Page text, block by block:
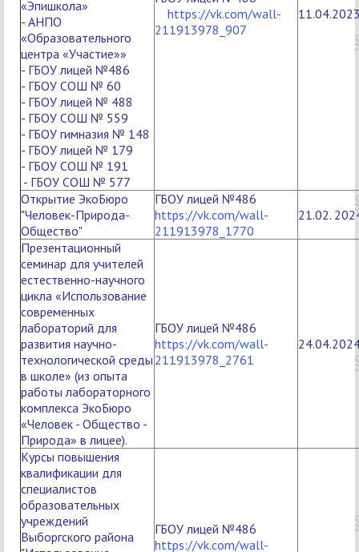
«Эпишкола»
- АНПО
«Образовательного
центра «Участие»»
- ГБОУ лицей №486
- ГБОУ СОШ № 60
- ГБОУ лицей № 488
- ГБОУ СОШ № 559
- ГБОУ гимназия № 148
- ГБОУ лицей № 179
- ГБОУ СОШ № 191
- ГБОУ СОШ № 577
https://vk.com/wall-
211913978_907
Открытие ЭкоБюро
"Человек-Природа-
Общество"
ГБОУ лицей №486
https://vk.com/wall-
211913978_1770
21.02.
Презентационный
семинар для учителей
естественно-научного
цикла «Использование
современных
лабораторий для
развития научно-
технологической среды
в школе» (из опыта
работы лабораторного
комплекса ЭкоБюро
«Человек - Общество -
Природа» в лицее).
ГБОУ лицей №486
https://vk.com/wall-
211913978_2761
Курсы повышения
квалификации для
специалистов
образовательных
учреждений
Выборгского района
ГБОУ лицей №486
https://vk.com/wall-